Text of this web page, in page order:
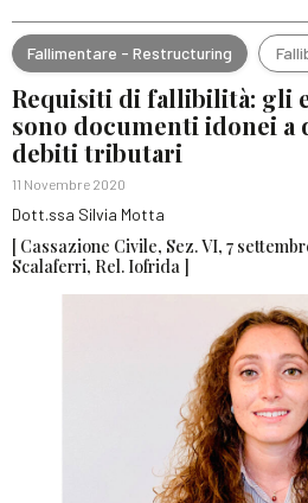
Fallimentare - Restructuring
Requisiti di fallibilità: gli
sono documenti idonei a
debiti tributari
11 Novembre 2020
Dott.ssa Silvia Motta
[ Cassazione Civile, Sez. VI, 7
Scalaferri, Rel. Iofrida ]